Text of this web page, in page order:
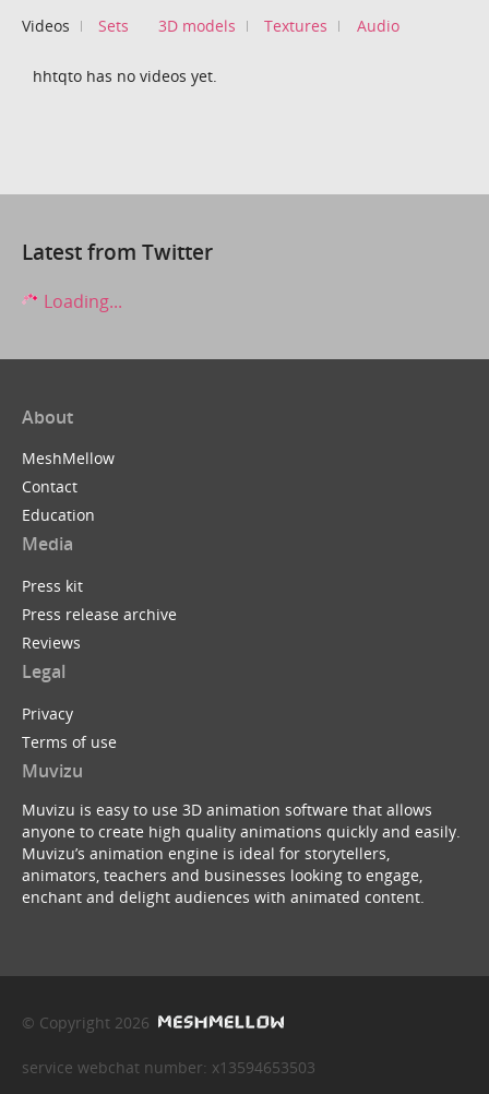
Videos Sets 3D models Textures Audio
hhtqto has no videos yet.
Latest from Twitter
Loading...
About
MeshMellow
Contact
Education
Media
Press kit
Press release archive
Reviews
Legal
Privacy
Terms of use
Muvizu
Muvizu is easy to use 3D animation software that allows
anyone to create high quality animations quickly and easily.
Muvizu’s animation engine is ideal for storytellers,
animators, teachers and businesses looking to engage,
enchant and delight audiences with animated content.
© Copyright 2026
service webchat number: x13594653503